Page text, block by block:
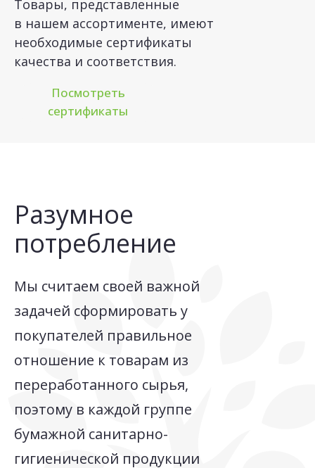
Товары, представленные
в нашем ассортименте, имеют
необходимые сертификаты
качества и соответствия.
Посмотреть
сертификаты
Мы считаем своей важной
задачей сформировать у
покупателей правильное
отношение к товарам из
переработанного сырья,
поэтому в каждой группе
бумажной санитарно-
гигиенической продукции
Разумное
потребление